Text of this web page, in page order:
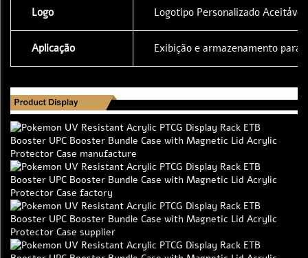
Logo Logotipo Personalizado Aceitável
Aplicação Exibição e armazenamento para